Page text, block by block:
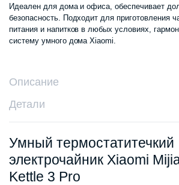
Идеален для дома и офиса, обеспечивает
безопасность. Подходит для приготовления
питания и напитков в любых условиях,
систему умного дома Xiaomi.
Описание
Детали
Умный термостатитечкий
электрочайник Xiaomi
Kettle 3 Pro